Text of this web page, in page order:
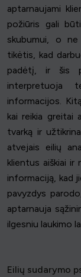
aptarnaujami
požiūris gali
skubumui, o ne
tikėtis, kad
padėtį, ir šis
interpretuoja
informacijos.
kai reikia greitai
tvarką ir
atvejais eilių
klientus aiškiai ir
informaciją, kad
pavyzdys
aptarnauja
ilgesniu laukimo
Eilių sudarymo